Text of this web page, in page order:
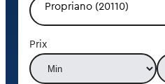
Propriano (20110)
Prix